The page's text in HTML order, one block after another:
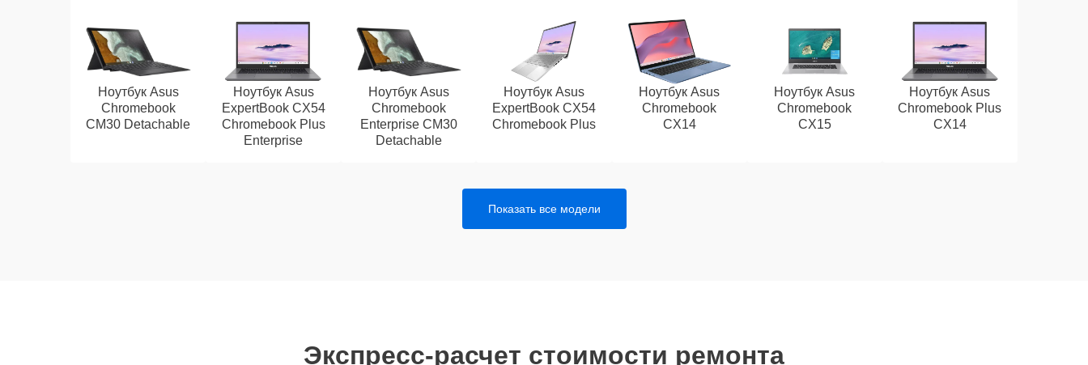
Ноутбук Asus
Chromebook
CM30 Detachable
Ноутбук Asus
ExpertBook CX54
Chromebook Plus
Enterprise
Ноутбук Asus
Chromebook
Enterprise CM30
Detachable
Ноутбук Asus
ExpertBook CX54
Chromebook Plus
Ноутбук Asus
Chromebook
CX14
Ноутбук Asus
Chromebook
CX15
Ноутбук Asus
Chromebook Plus
CX14
Показать все модели
Экспресс-расчет стоимости ремонта